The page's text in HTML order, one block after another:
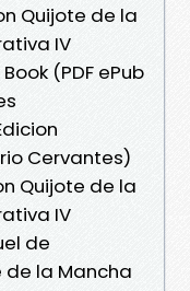
Quijote de la
IV
(PDF ePub
Cervantes)
Quijote de la
IV
de
de la Mancha